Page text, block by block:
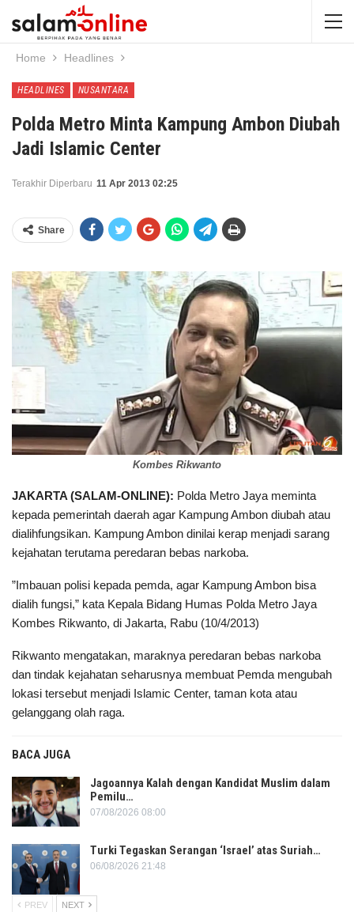
Home Headlines
HEADLINES NUSANTARA
Polda Metro Minta Kampung Ambon Diubah
Jadi Islamic Center
Terakhir Diperbaru 11 Apr 2013 02:25
Share
Kombes Rikwanto
JAKARTA (SALAM-ONLINE): Polda Metro Jaya meminta
kepada pemerintah daerah agar Kampung Ambon diubah atau
dialihfungsikan. Kampung Ambon dinilai kerap menjadi sarang
kejahatan terutama peredaran bebas narkoba.
”Imbauan polisi kepada pemda, agar Kampung Ambon bisa
dialih fungsi,” kata Kepala Bidang Humas Polda Metro Jaya
Kombes Rikwanto, di Jakarta, Rabu (10/4/2013)
Rikwanto mengatakan, maraknya peredaran bebas narkoba
dan tindak kejahatan seharusnya membuat Pemda mengubah
lokasi tersebut menjadi Islamic Center, taman kota atau
gelanggang olah raga.
BACA JUGA
Jagoannya Kalah dengan Kandidat Muslim dalam
Pemilu…
07/08/2026 08:00
Turki Tegaskan Serangan ‘Israel’ atas Suriah…
06/08/2026 21:48
PREV NEXT